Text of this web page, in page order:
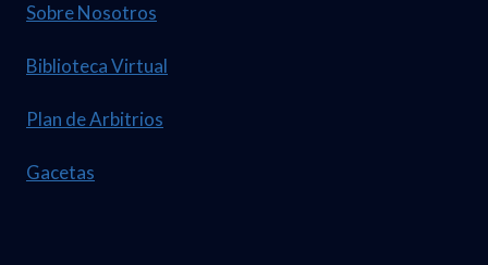
Sobre Nosotros
Biblioteca Virtual
Plan de Arbitrios
Gacetas